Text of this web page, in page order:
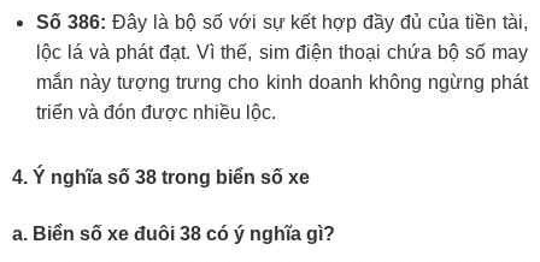
Số 386: Đây là bộ số với sự kết hợp đầy đủ của tiền tài,
lộc lá và phát đạt. Vì thế, sim điện thoại chứa bộ số may
mắn này tượng trưng cho kinh doanh không ngừng phát
triển và đón được nhiều lộc.
4. Ý nghĩa số 38 trong biển số xe
a. Biển số xe đuôi 38 có ý nghĩa gì?